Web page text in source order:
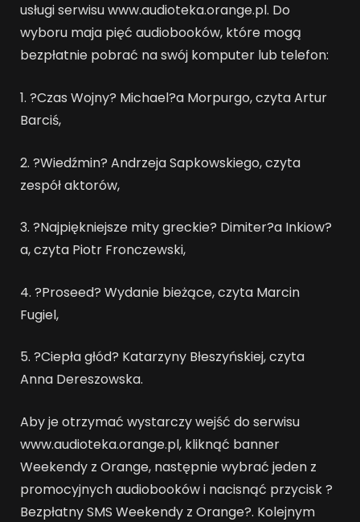
usługi serwisu www.audioteka.orange.pl. Do
wyboru maja pięć audiobooków, które mogą
bezpłatnie pobrać na swój komputer lub telefon:
1. ?Czas Wojny? Michael?a Morpurgo, czyta Artur
Barciś,
2. ?Wiedźmin? Andrzeja Sapkowskiego, czyta
zespół aktorów,
3. ?Najpiękniejsze mity greckie? Dimiter?a Inkiow?
a, czyta Piotr Fronczewski,
4. ?Proseed? Wydanie bieżące, czyta Marcin
Fugiel,
5. ?Ciepła głód? Katarzyny Błeszyńskiej, czyta
Anna Dereszowska.
Aby je otrzymać wystarczy wejść do serwisu
www.audioteka.orange.pl, kliknąć banner
Weekendy z Orange, następnie wybrać jeden z
promocyjnych audiobooków i nacisnąć przycisk ?
Bezpłatny SMS Weekendy z Orange?. Kolejnym